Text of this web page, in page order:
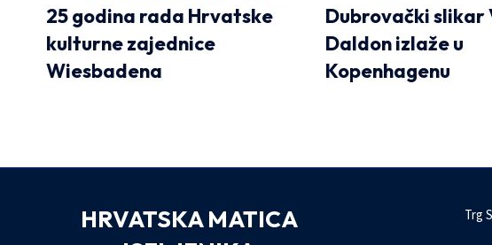
25 godina rada Hrvatske
kulturne zajednice
Wiesbadena
Dubrovački
Daldon izlaže u
Kopenhagenu
HRVATSKA MATICA
Trg